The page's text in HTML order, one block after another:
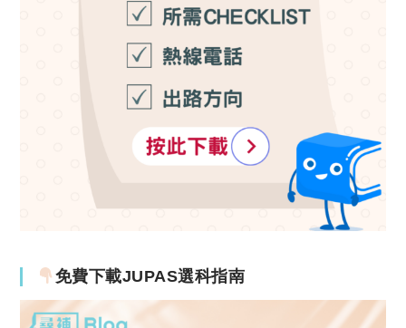
免費下載JUPAS選科指南